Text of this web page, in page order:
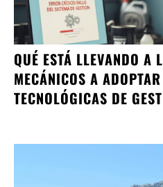
QUÉ ESTÁ LLEVANDO A
MECÁNICOS A
TECNOLÓGICAS DE